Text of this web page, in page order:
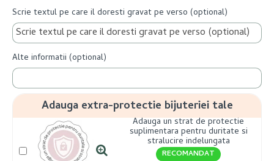
Scrie textul pe care il doresti gravat pe verso (optional)
Alte informatii (optional)
Adauga extra-protectie bijuteriei tale
Adauga un strat de protectie
suplimentara pentru duritate si
stralucire indelungata
RECOMANDAT